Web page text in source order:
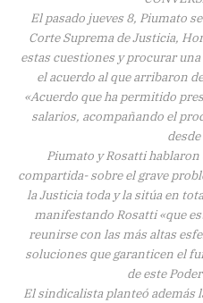
El pasado jueves 8, Piumato
Corte Suprema de Justicia,
estas cuestiones y procurar
el acuerdo al que arribaron
«Acuerdo que ha permitido
salarios, acompañando el
Piumato y Rosatti
compartida- sobre el grave
la Justicia toda y la sitúa en
manifestando Rosatti «que
reunirse con las más altas
soluciones que garanticen el
de este
El sindicalista planteó además